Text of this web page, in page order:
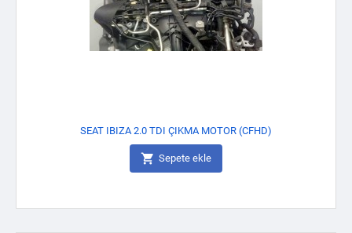
SEAT IBIZA 2.0 TDI ÇIKMA MOTOR (CFHD)
 Sepete ekle